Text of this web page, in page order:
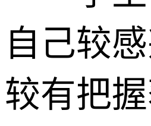
自己较
较有把